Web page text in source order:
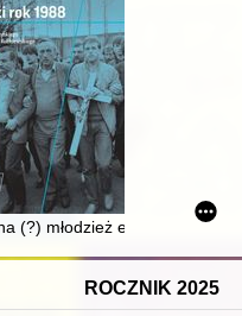
(?) młodzież ery atomowej :
ROCZNIK 2025